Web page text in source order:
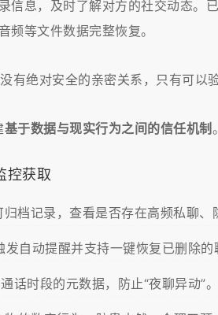
信息，及时了解对方的社交动态。
频等文件数据完整恢复。
有绝对安全的亲密关系，只有可以
基于数据与现实行为之间的信任机制 。
控获取
记录，查看是否存在高频私聊、
自动提醒并支持一键恢复已删除的
话时段的元数据，防止“夜聊异动”。